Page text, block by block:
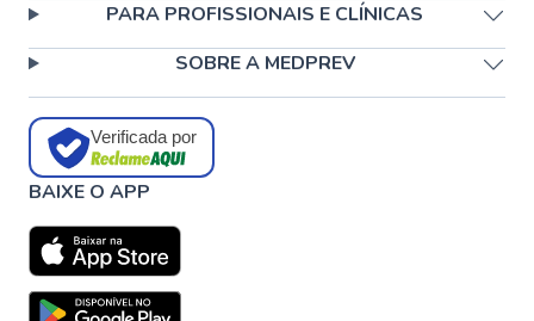
PARA PROFISSIONAIS E CLÍNICAS
SOBRE A MEDPREV
Verificada por
BAIXE O APP